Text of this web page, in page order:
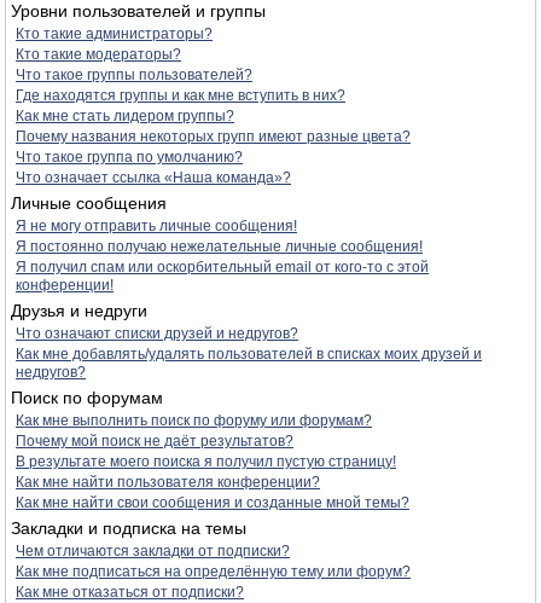
Уровни пользователей и группы
Кто такие администраторы?
Кто такие модераторы?
Что такое группы пользователей?
Где находятся группы и как мне вступить в них?
Как мне стать лидером группы?
Почему названия некоторых групп имеют разные цвета?
Что такое группа по умолчанию?
Что означает ссылка «Наша команда»?
Личные сообщения
Я не могу отправить личные сообщения!
Я постоянно получаю нежелательные личные сообщения!
Я получил спам или оскорбительный email от кого-то с этой
конференции!
Друзья и недруги
Что означают списки друзей и недругов?
Как мне добавлять/удалять пользователей в списках моих друзей и
недругов?
Поиск по форумам
Как мне выполнить поиск по форуму или форумам?
Почему мой поиск не даёт результатов?
В результате моего поиска я получил пустую страницу!
Как мне найти пользователя конференции?
Как мне найти свои сообщения и созданные мной темы?
Закладки и подписка на темы
Чем отличаются закладки от подписки?
Как мне подписаться на определённую тему или форум?
Как мне отказаться от подписки?